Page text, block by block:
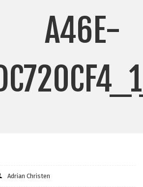
A46E-
Adrian Christen